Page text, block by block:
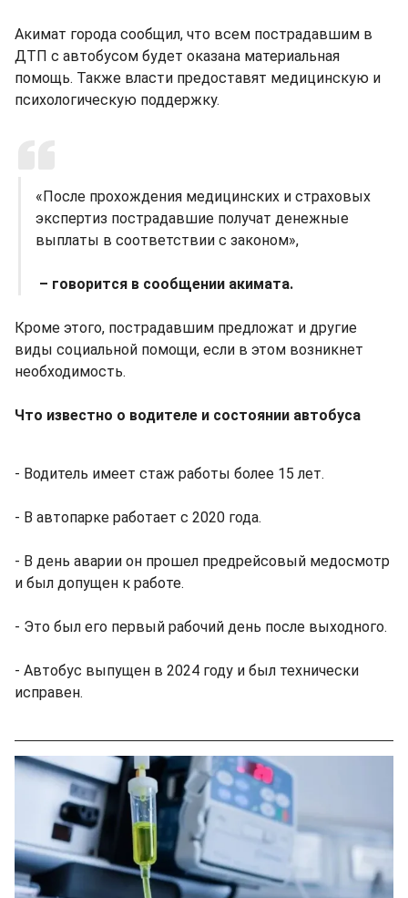
Акимат города сообщил, что всем пострадавшим в
ДТП с автобусом будет оказана материальная
помощь. Также власти предоставят медицинскую и
психологическую поддержку.
«После прохождения медицинских и страховых
экспертиз пострадавшие получат денежные
выплаты в соответствии с законом»,
– говорится в сообщении акимата.
Кроме этого, пострадавшим предложат и другие
виды социальной помощи, если в этом возникнет
необходимость.
Что известно о водителе и состоянии автобуса
- Водитель имеет стаж работы более 15 лет.
- В автопарке работает с 2020 года.
- В день аварии он прошел предрейсовый медосмотр
и был допущен к работе.
- Это был его первый рабочий день после выходного.
- Автобус выпущен в 2024 году и был технически
исправен.